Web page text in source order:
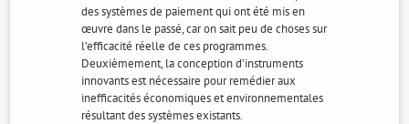
des systèmes de paiement qui ont été mis en
œuvre dans le passé, car on sait peu de choses sur
l’efficacité réelle de ces programmes.
Deuxièmement, la conception d’instruments
innovants est nécessaire pour remédier aux
inefficacités économiques et environnementales
résultant des systèmes existants.